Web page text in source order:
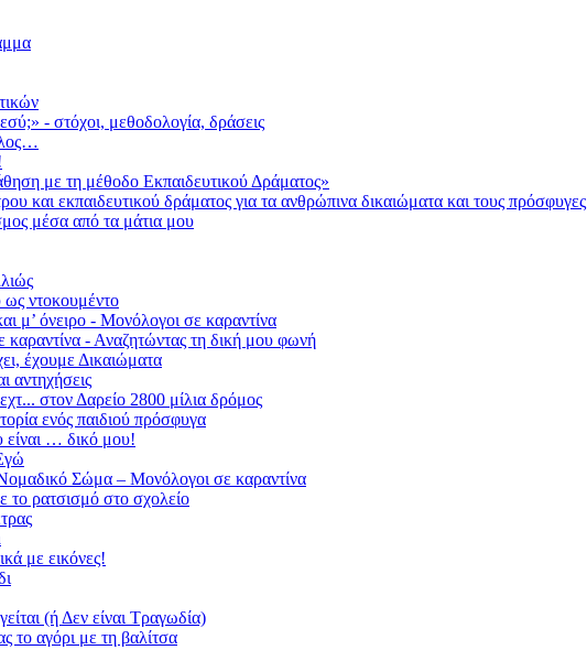
- στόχοι, μεθοδολογία, δράσεις
με τη μέθοδο Εκπαιδευτικού Δράματος»
και εκπαιδευτικού δράματος για τα ανθρώπινα δικαιώματα και τους πρόσφυγες
μέσα από τα μάτια μου
ντοκουμέντο
μ’ όνειρο - Μονόλογοι σε καραντίνα
καραντίνα - Αναζητώντας τη δική μου φωνή
έχουμε Δικαιώματα
αντηχήσεις
στον Δαρείο 2800 μίλια δρόμος
ενός παιδιού πρόσφυγα
… δικό μου!
Σώμα – Μονόλογοι σε καραντίνα
ρατσισμό στο σχολείο
με εικόνες!
(ή Δεν είναι Τραγωδία)
το αγόρι με τη βαλίτσα